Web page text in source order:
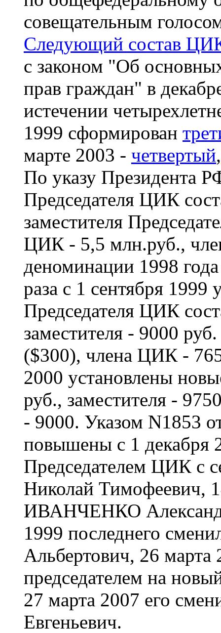
совещательным
Следующий состав
с законом "Об
прав граждан" в
истечении
1999 сформирован
марте 2003 - четвертый
По указу Президента
Председателя ЦИК
заместителя
ЦИК - 5,5 млн.руб.,
деноминации 1998
раза с 1 сентября 1999
Председателя ЦИК
заместителя - 9000
($300), члена ЦИК -
2000 установлены
руб., заместителя -
- 9000. Указом N1853
повышены с 1 декабря
Председателем ЦИК с
Николай Тимофеевич,
ИВАНЧЕНКО
1999 последнего
Альбертович, 26 марта
председателем на
27 марта 2007 его
Евгеньевич.